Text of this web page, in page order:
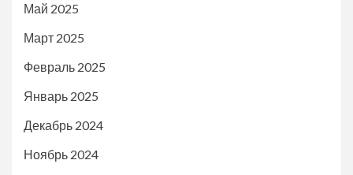
Май 2025
Март 2025
Февраль 2025
Январь 2025
Декабрь 2024
Ноябрь 2024